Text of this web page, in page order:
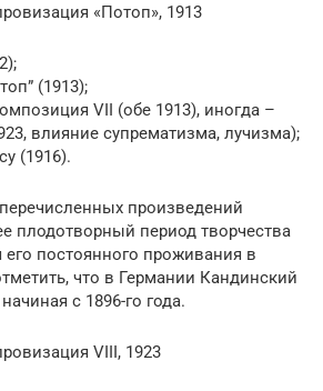
«Потоп», 1913
(1913);
VII (обе 1913), иногда –
влияние супрематизма, лучизма);
(1916).
произведений
плодотворный период творчества
постоянного проживания в
что в Германии Кандинский
с 1896-го года.
VIII, 1923